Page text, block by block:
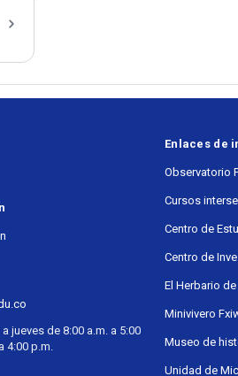
jueves de 8:00 a.m. a 5:00
4:00 p.m.
Enlaces de
Observatorio
Cursos
Centro de
Centro de
El Herbario
Minivivero
Museo de
Unidad de